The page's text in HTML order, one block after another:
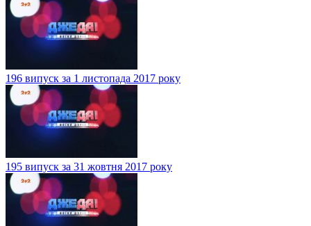
196 випуск за 1 листопада 2017 року
195 випуск за 31 жовтня 2017 року